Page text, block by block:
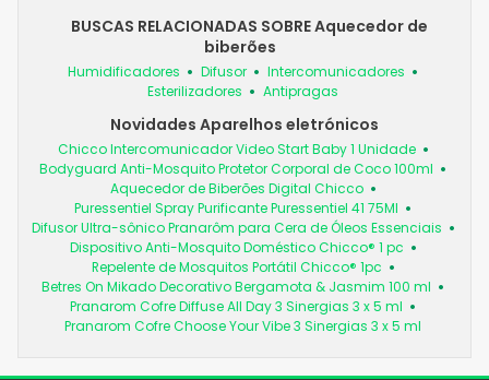
BUSCAS RELACIONADAS SOBRE Aquecedor de
biberões
Humidificadores Difusor
Intercomunicadores
Esterilizadores
Antipragas
Novidades Aparelhos eletrónicos
Chicco Intercomunicador Video Start Baby 1 Unidade
Bodyguard Anti-Mosquito Protetor Corporal de Coco 100ml
Aquecedor de Biberões Digital Chicco
Puressentiel Spray Purificante Puressentiel 41 75Ml
Difusor Ultra-sônico Pranarôm para Cera de Óleos Essenciais
Dispositivo Anti-Mosquito Doméstico Chicco® 1 pc
Repelente de Mosquitos Portátil Chicco® 1pc
Betres On Mikado Decorativo Bergamota & Jasmim 100 ml
Pranarom Cofre Diffuse All Day 3 Sinergias 3 x 5 ml
Pranarom Cofre Choose Your Vibe 3 Sinergias 3 x 5 ml